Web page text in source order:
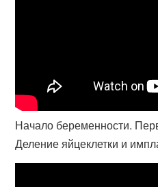
Начало беременности.
Деление яйцеклетки и